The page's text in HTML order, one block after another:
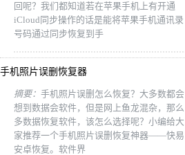
回呢？我们都知道若在苹果手机上有开通
iCloud同步操作的话是能将苹果手机通讯录
号码通过同步恢复到手
手机照片误删恢复器
摘要： 手机照片误删怎么恢复？大多数都会
想到数据会软件，但是网上鱼龙混杂，那么
多数据恢复软件，该怎么选择呢？小编给大
家推荐一个手机照片误删恢复神器——快易
安卓恢复。软件界